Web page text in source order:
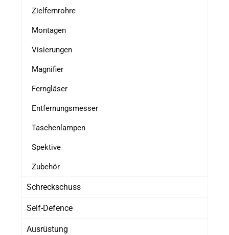
Zielfernrohre
Montagen
Visierungen
Magnifier
Ferngläser
Entfernungsmesser
Taschenlampen
Spektive
Zubehör
Schreckschuss
Self-Defence
Ausrüstung